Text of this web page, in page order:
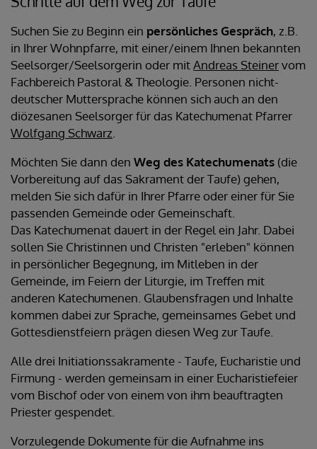
Suchen Sie zu Beginn ein persönliches Gespräch, z.B.
in Ihrer Wohnpfarre, mit einer/einem Ihnen bekannten
Seelsorger/Seelsorgerin oder mitAndreas Steinervom
Fachbereich Pastoral & Theologie. Personen nicht-
deutscher Muttersprache können sich auch an den
diözesanen Seelsorger für das Katechumenat Pfarrer
Wolfgang Schwarz
Möchten Sie dann den Weg des Katechumenats (die
Vorbereitung auf das Sakrament der Taufe) gehen,
melden Sie sich dafür in Ihrer Pfarre oder einer für Sie
passenden Gemeinde oder Gemeinschaft.
Das Katechumenat dauert in der Regel ein Jahr. Dabei
sollen Sie Christinnen und Christen "erleben" können
in persönlicher Begegnung, im Mitleben in der
Gemeinde, im Feiern der Liturgie, im Treffen mit
anderen Katechumenen. Glaubensfragen und Inhalte
kommen dabei zur Sprache, gemeinsames Gebet und
Gottesdienstfeiern prägen diesen Weg zur Taufe.
Alle drei Initiationssakramente - Taufe, Eucharistie und
Firmung - werden gemeinsam in einer Eucharistiefeier
vom Bischof oder von einem von ihm beauftragten
Priester gespendet.
Vorzulegende Dokumente für die Aufnahme ins